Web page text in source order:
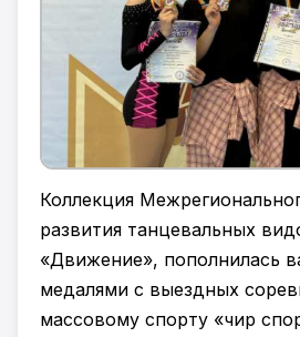
Коллекция
развития танцевальных
«Движение», пополнилась
медалями с выездных
массовому спорту «чир